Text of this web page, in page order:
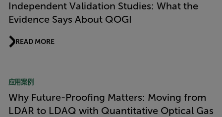
Independent Validation Studies: What the
Evidence Says About QOGI
READ MORE
应用案例
Why Future-Proofing Matters: Moving from
LDAR to LDAQ with Quantitative Optical Gas